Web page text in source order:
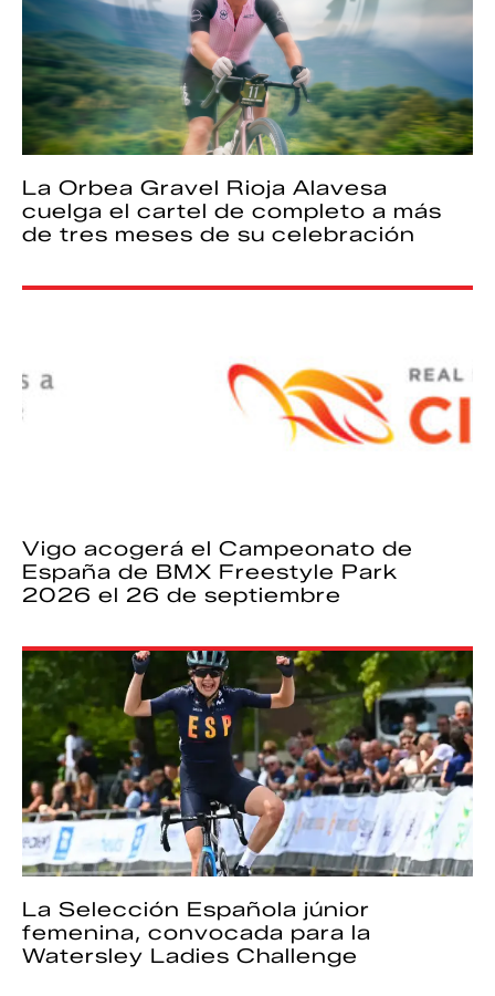
La Orbea Gravel Rioja Alavesa
cuelga el cartel de completo a más
de tres meses de su celebración
Vigo acogerá el Campeonato de
España de BMX Freestyle Park
2026 el 26 de septiembre
La Selección Española júnior
femenina, convocada para la
Watersley Ladies Challenge